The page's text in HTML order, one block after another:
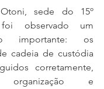
sede do 15º
foi observado um
importante: os
cadeia de custódia
corretamente,
organização e